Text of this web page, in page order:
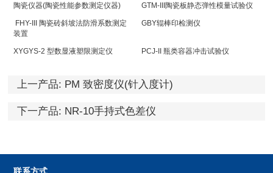
陶瓷仪器(陶瓷性能参数测定仪器) GTM-III陶瓷板静态弹性模量试验仪
FHY-III 陶瓷砖斜坡法防滑系数测定
装置
GBY辊棒印检测仪
XYGYS-2 型数显液塑限测定仪 PCJ-II 瓶类容器冲击试验仪
上一产品: PM 致密度仪(针入度计)
下一产品: NR-10手持式色差仪
联系方式